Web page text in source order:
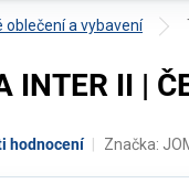
oblečení a vybavení
INTER II |
hodnocení Značka: